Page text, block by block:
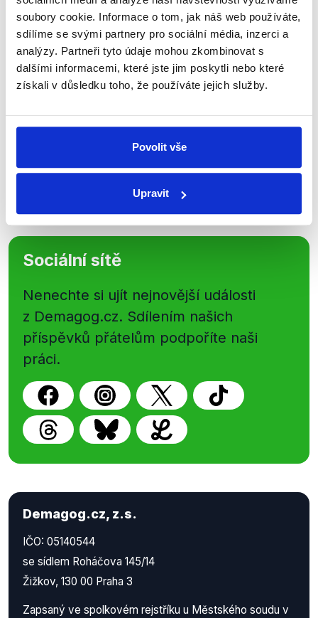
soubory cookie. Informace o tom, jak náš web používáte,
sdílíme se svými partnery pro sociální média, inzerci a
analýzy. Partneři tyto údaje mohou zkombinovat s
dalšími informacemi, které jste jim poskytli nebo které
získali v důsledku toho, že používáte jejich služby.
Povolit vše
Upravit
Přihlaste se k odběru našeho
newsletteru nebowhatsappového
kanálu, kde pravidelně přinášíme
shrnutí nejzajímavějších článků a analýz.
přehled o tom, jaké dezinformace a
nepravdy se zrovna v Česku šíří.
Sociální sítě
Nenechte si ujít nejnovější události
z Demagog.cz. Sdílením našich
příspěvků přátelům podpoříte naši
práci.
Demagog.cz, z.s.
IČO: 05140544
se sídlem Roháčova 145/14
Žižkov, 130 00 Praha 3
Zapsaný ve spolkovém rejstříku u Městského soudu v